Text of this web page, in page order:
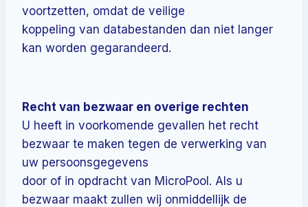
voortzetten, omdat de veilige
koppeling van databestanden dan niet langer
kan worden gegarandeerd.
Recht van bezwaar en overige rechten
U heeft in voorkomende gevallen het recht
bezwaar te maken tegen de verwerking van
uw persoonsgegevens
door of in opdracht van MicroPool. Als u
bezwaar maakt zullen wij onmiddellijk de